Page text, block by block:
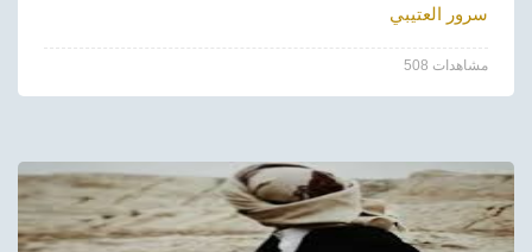
سرور العتيبي
508 مشاهدات